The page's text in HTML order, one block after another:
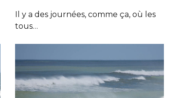
Il y a des journées, comme ça, où les
tous…